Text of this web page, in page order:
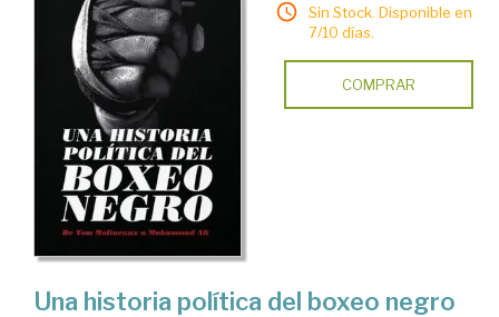
Sin Stock. Disponible en
7/10 días.
COMPRAR
Una historia política del boxeo negro